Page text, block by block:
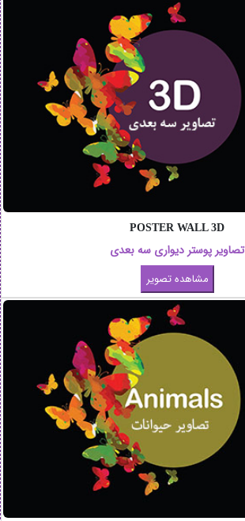
POSTER WALL 3D
تصاویر پوستر دیواری سه بعدی